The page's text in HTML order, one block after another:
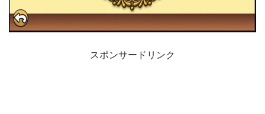
スポンサードリンク